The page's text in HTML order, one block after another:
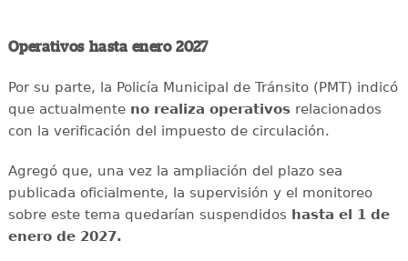
Operativos hasta enero 2027
Por su parte, la Policía Municipal de Tránsito (PMT) indicó
que actualmente no realiza operativosrelacionados
con la verificación del impuesto de circulación.
Agregó que, una vez la ampliación del plazo sea
publicada oficialmente, la supervisión y el monitoreo
sobre este tema quedarían suspendidos hasta el 1 de
enero de 2027.